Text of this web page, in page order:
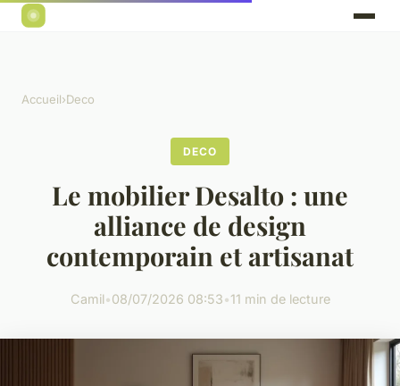
Accueil›Deco
DECO
Le mobilier Desalto : une
alliance de design
contemporain et artisanat
Camil•08/07/2026 08:53•11 min de lecture